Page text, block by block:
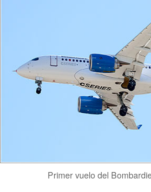
Primer vuelo del